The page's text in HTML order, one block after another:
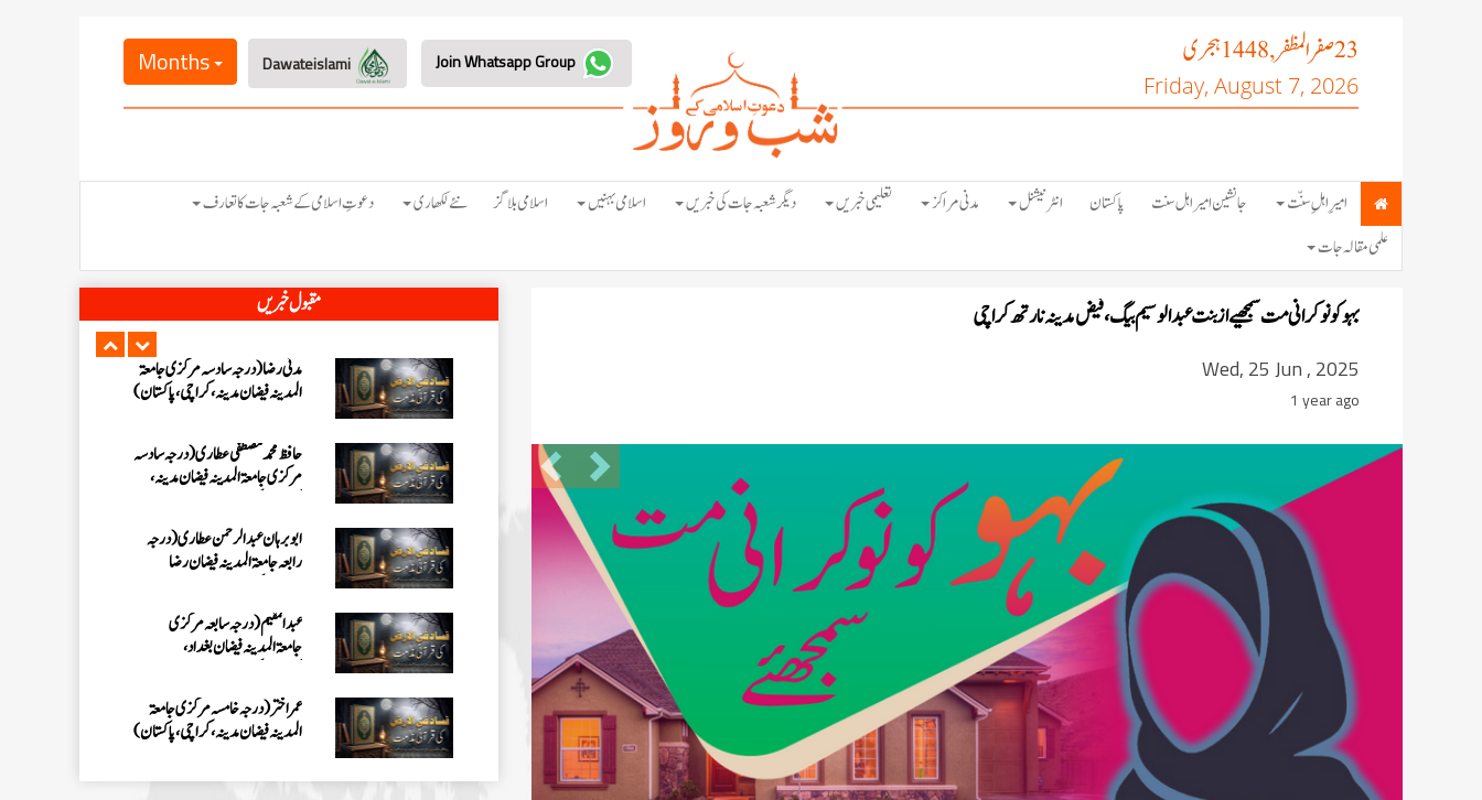
23صفر المظفر, 1448 ہجری
Friday, August 7, 2026
Months
امیرِ اہلِ سنّت جانشین امیر اہل سنت پاکستان انٹرنیشنل مدنی مراکز تعلیمی خبریں دیگر شعبہ جات کی خبریں اسلامی بہنیں اسلامی بلاگز نئے لکھاری
دعوتِ اسلامی کے شعبہ جات کا تعارف
علمی مقالہ جات
بہو کو نوکرانی مت سمجھیے از بنت عبدالوسیم بیگ،فیض مدینہ نارتھ کراچی
Wed, 25 Jun , 2025
1 year ago
Previous Next
مقبول خبریں
جامعۃ المدينہ فيضان عثمان غنى،
کراچی،پاکستان)
ارشد علی عطاری (درجہ خامسہ مرکزی
عبدالرؤف (درجہ سابعہ جامعۃ المدینہ
فیضان بغداد ،کراچی،پاکستان)
عبد الرسول (درجہ خامسہ مرکزی جامعۃ
المدینہ فیضان مدینہ ،کراچی ،پاکستان)
مدنی رضا(درجہ سادسہ مرکز ی جامعۃ
المدینہ فیضان مدینہ ،کراچی،پاکستان)
حافظ محمد مصطفٰی عطاری (درجہ سادسہ
مرکزی جامعۃالمدينہ فیضان مدینہ،
کراچی،پاکستان)
ابو برہان عبدالرحمن عطاری (درجہ
رابعہ جامعۃالمدینہ فیضان رضا
،لاہور،پاکستان)
عبدالمقیم (درجہ سابعہ مرکزی
جامعۃالمدینہ فیضان بغداد،
کراچی،پاکستان)
عمر اختر (درجہ خامسہ مرکزی جامعۃ
المدینہ فیضان مدینہ ،کراچی،پاکستان)
محمد وقاص (مرکزی جامعۃ المدینہ